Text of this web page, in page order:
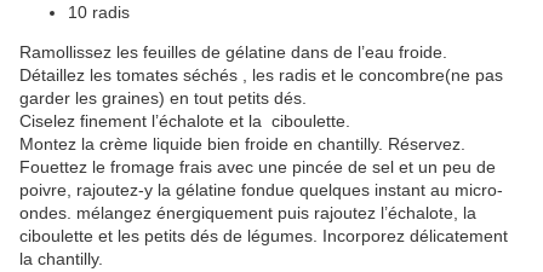
10 radis
Ramollissez les feuilles de gélatine dans de l’eau froide.
Détaillez les tomates séchés , les radis et le concombre(ne pas
garder les graines) en tout petits dés.
Ciselez finement l’échalote et la ciboulette.
Montez la crème liquide bien froide en chantilly. Réservez.
Fouettez le fromage frais avec une pincée de sel et un peu de
poivre, rajoutez-y la gélatine fondue quelques instant au micro-
ondes. mélangez énergiquement puis rajoutez l’échalote, la
ciboulette et les petits dés de légumes. Incorporez délicatement
la chantilly.